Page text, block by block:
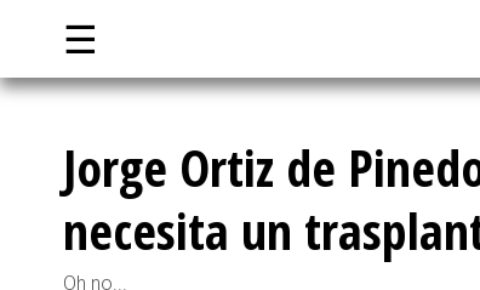
☰
Jorge Ortiz de
necesita un
Oh no...